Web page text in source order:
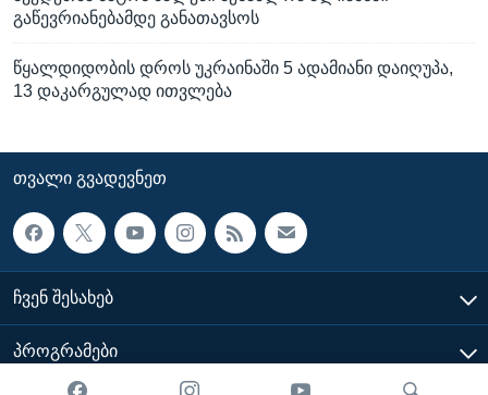
გაწევრიანებამდე განათავსოს
წყალდიდობის დროს უკრაინაში 5 ადამიანი დაიღუპა,
13 დაკარგულად ითვლება
ᲗᲕᲐᲚᲘ ᲒᲕᲐᲓᲔᲕᲜᲔᲗ
ᲩᲕᲔᲜ ᲨᲔᲡᲐᲮᲔᲑ
ᲞᲠᲝᲒᲠᲐᲛᲔᲑᲘ